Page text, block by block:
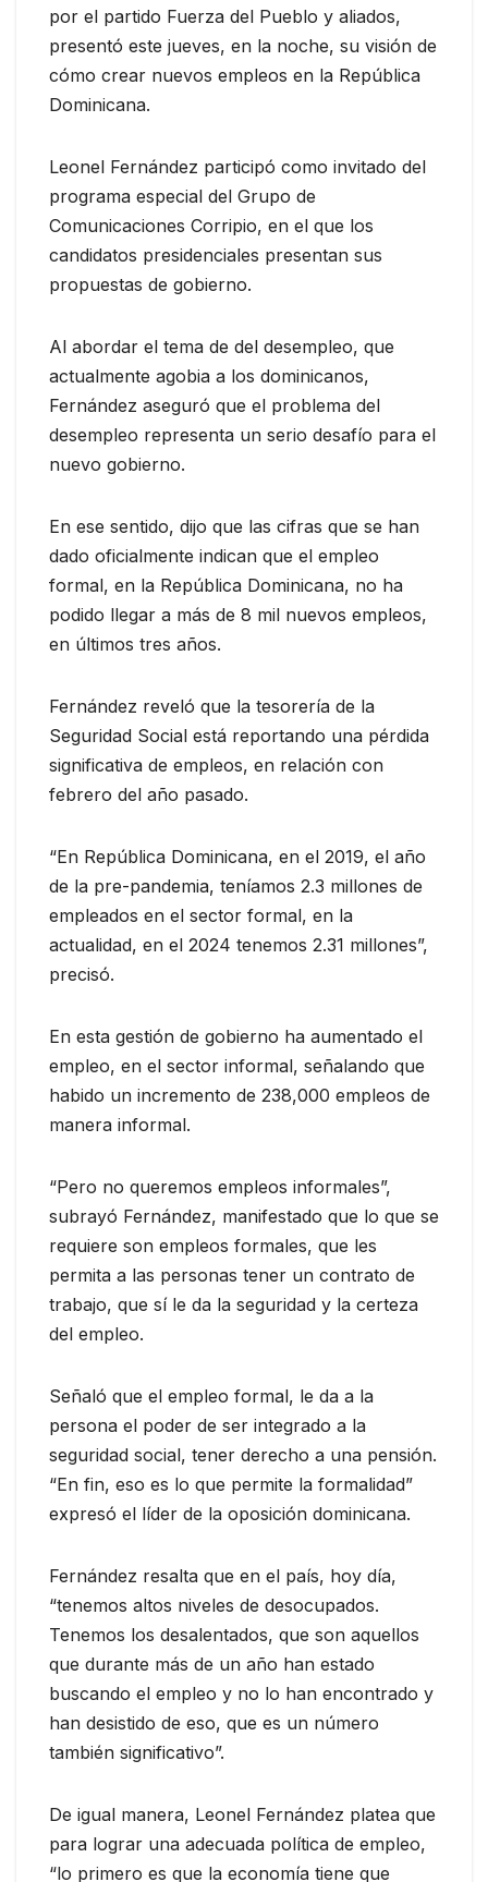
por el partido Fuerza del Pueblo y aliados,
presentó este jueves, en la noche, su visión de
cómo crear nuevos empleos en la República
Dominicana.
Leonel Fernández participó como invitado del
programa especial del Grupo de
Comunicaciones Corripio, en el que los
candidatos presidenciales presentan sus
propuestas de gobierno.
Al abordar el tema de del desempleo, que
actualmente agobia a los dominicanos,
Fernández aseguró que el problema del
desempleo representa un serio desafío para el
nuevo gobierno.
En ese sentido, dijo que las cifras que se han
dado oficialmente indican que el empleo
formal, en la República Dominicana, no ha
podido llegar a más de 8 mil nuevos empleos,
en últimos tres años.
Fernández reveló que la tesorería de la
Seguridad Social está reportando una pérdida
significativa de empleos, en relación con
febrero del año pasado.
“En República Dominicana, en el 2019, el año
de la pre-pandemia, teníamos 2.3 millones de
empleados en el sector formal, en la
actualidad, en el 2024 tenemos 2.31 millones”,
precisó.
En esta gestión de gobierno ha aumentado el
empleo, en el sector informal, señalando que
habido un incremento de 238,000 empleos de
manera informal.
“Pero no queremos empleos informales”,
subrayó Fernández, manifestado que lo que se
requiere son empleos formales, que les
permita a las personas tener un contrato de
trabajo, que sí le da la seguridad y la certeza
del empleo.
Señaló que el empleo formal, le da a la
persona el poder de ser integrado a la
seguridad social, tener derecho a una pensión.
“En fin, eso es lo que permite la formalidad”
expresó el líder de la oposición dominicana.
Fernández resalta que en el país, hoy día,
“tenemos altos niveles de desocupados.
Tenemos los desalentados, que son aquellos
que durante más de un año han estado
buscando el empleo y no lo han encontrado y
han desistido de eso, que es un número
también significativo”.
De igual manera, Leonel Fernández platea que
para lograr una adecuada política de empleo,
“lo primero es que la economía tiene que